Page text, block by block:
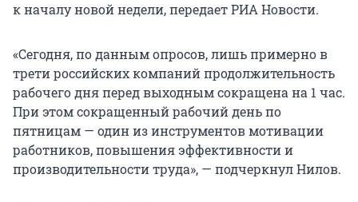
к началу новой недели, передает РИА Новости.
«Сегодня, по данным опросов, лишь примерно в
трети российских компаний продолжительность
рабочего дня перед выходным сокращена на 1 час.
При этом сокращенный рабочий день по
пятницам — один из инструментов мотивации
работников, повышения эффективности и
производительности труда», — подчеркнул Нилов.